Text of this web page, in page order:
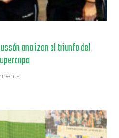
analizan el triunfo del